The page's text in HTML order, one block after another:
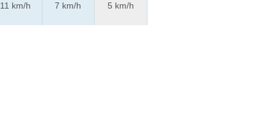
11 km/h
7 km/h
5 km/h